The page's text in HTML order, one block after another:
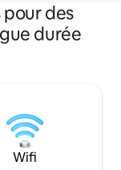
des
durée
Wifi